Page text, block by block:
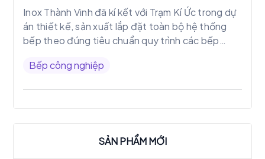
Inox Thành Vinh đã kí kết với Trạm Kí Ức trong dự
án thiết kế, sản xuất lắp đặt toàn bộ hệ thống
bếp theo đúng tiêu chuẩn quy trình các bếp
Bếp công nghiệp
SẢN PHẨM MỚI